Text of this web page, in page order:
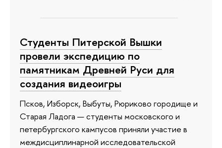
Студенты Питерской Вышки
провели экспедицию по
памятникам Древней Руси для
создания видеоигры
Псков, Изборск, Выбуты, Рюриково городище и
Старая Ладога — студенты московского и
петербургского кампусов приняли участие в
междисциплинарной исследовательской